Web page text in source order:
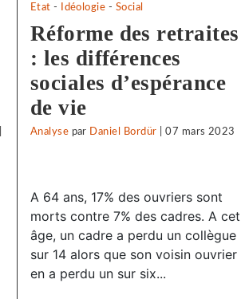
Etat - Idéologie - Social
Réforme des retraites
: les différences
sociales d’espérance
de vie
Analyse par Daniel Bordür |07 mars 2023
A 64 ans, 17% des ouvriers sont
morts contre 7% des cadres. A cet
âge, un cadre a perdu un collègue
sur 14 alors que son voisin ouvrier
en a perdu un sur six...